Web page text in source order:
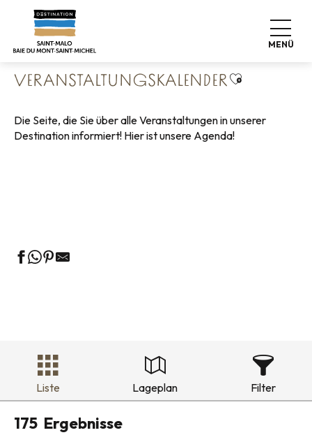
contenu
MENÜ
Startseite
Veranstaltungskalender
VERANSTALTUNGSKALENDERAjouter aux
Die Seite, die Sie über alle Veranstaltungen in unserer
Destination informiert! Hier ist unsere Agenda!
Liste Lageplan Filter
175 Ergebnisse